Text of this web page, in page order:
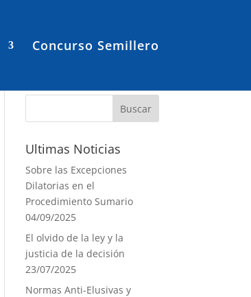
Concurso Semillero
Ultimas Noticias
Sobre las Excepciones
Dilatorias en el
Procedimiento Sumario
04/09/2025
El olvido de la ley y la
justicia de la decisión
23/07/2025
Normas Anti-Elusivas y